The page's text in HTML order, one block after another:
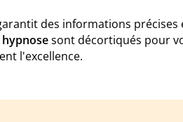
des informations précises
sont décortiqués pour
l'excellence.